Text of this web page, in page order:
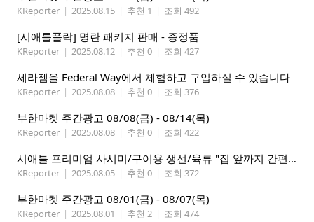
KReporter | 2025.08.15 | 추천 1 | 조회 492
[시애틀폴락] 명란 패키지 판매 - 증정품
KReporter | 2025.08.12 | 추천 0 | 조회 427
세라젬을 Federal Way에서 체험하고 구입하실 수 있습니다
KReporter | 2025.08.08 | 추천 0 | 조회 376
부한마켓 주간광고 08/08(금) - 08/14(목)
KReporter | 2025.08.08 | 추천 0 | 조회 422
시애틀 프리미엄 사시미/구이용 생선/육류 "집 앞까지 간편하게" – 영오션닷컴
KReporter | 2025.08.05 | 추천 0 | 조회 372
부한마켓 주간광고 08/01(금) - 08/07(목)
KReporter | 2025.08.01 | 추천 2 | 조회 474